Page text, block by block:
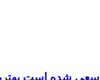
سعی شده است